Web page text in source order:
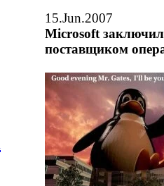
15.Jun.2007
Microsoft
поставщиком